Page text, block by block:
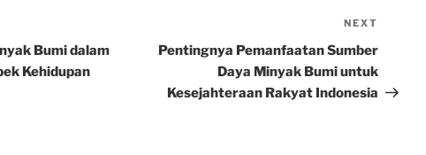
Bumi dalam
Kehidupan
Post
NEXT
Pentingnya Pemanfaatan Sumber
Daya Minyak Bumi untuk
Kesejahteraan Rakyat Indonesia